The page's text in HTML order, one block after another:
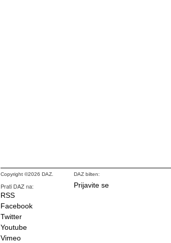
Copyright ©2026 DAZ.
Prati DAZ na:
RSS
Facebook
Twitter
Youtube
Vimeo
DAZ bilten:
Prijavite se